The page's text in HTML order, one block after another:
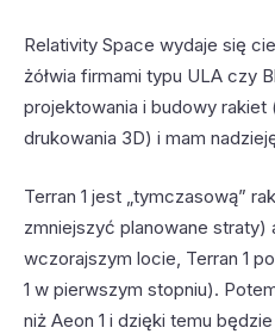
Relativity Space wydaje się
żółwia firmami typu ULA czy
projektowania i budowy
drukowania 3D) i mam
Terran 1 jest „tymczasową”
zmniejszyć planowane straty)
wczorajszym locie, Terran 1
1 w pierwszym stopniu).
niż Aeon 1 i dzięki temu